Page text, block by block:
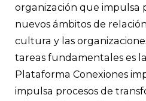
organización que impulsa
nuevos ámbitos de
cultura y las
tareas fundamentales es
Plataforma Conexiones
impulsa procesos de